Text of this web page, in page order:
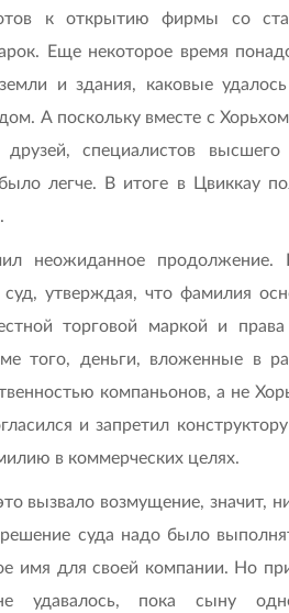
к открытию фирмы со
Еще некоторое время
и здания, каковые
А поскольку вместе с
специалистов высшего
легче. В итоге в Цвиккау
неожиданное продолжение.
утверждая, что фамилия
торговой маркой и
того, деньги, вложенные в
компаньонов, а не
и запретил
в коммерческих целях.
вызвало возмущение, значит,
решение суда надо было
имя для своей компании. Но
удавалось, пока сыну